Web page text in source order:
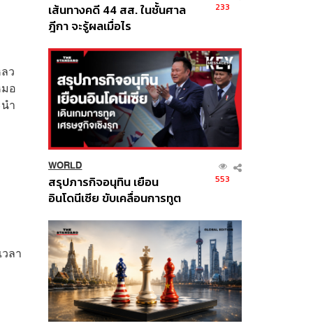
ว
อ
ำ
ลา
เส้นทางคดี 44 สส. ในชั้นศาล
ฎีกา จะรู้ผลเมื่อไร
233
WORLD
สรุปภารกิจอนุทิน เยือน
อินโดนีเซีย ขับเคลื่อนการทูต
ส่วนยุทธศาสตร์ไทย –
อินโดนีเซีย
553